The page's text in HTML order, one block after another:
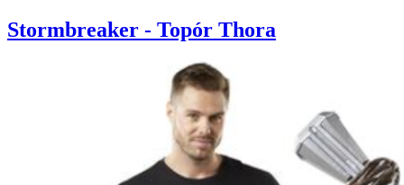
Stormbreaker - Topór Thora